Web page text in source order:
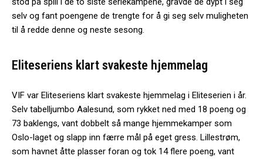
selv og fant poengene de trengte for å gi seg selv muligheten
til å redde denne og neste sesong.
Eliteseriens klart svakeste hjemmelag
VIF var Eliteseriens klart svakeste hjemmelag i Eliteserien i år.
Selv tabelljumbo Aalesund, som rykket ned med 18 poeng og
73 baklengs, vant dobbelt så mange hjemmekamper som
Oslo-laget og slapp inn færre mål på eget gress. Lillestrøm,
som havnet åtte plasser foran og tok 14 flere poeng, vant